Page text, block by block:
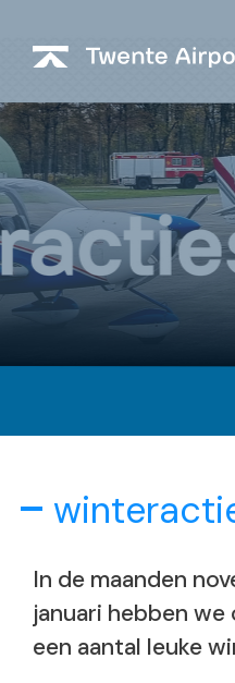
In de maanden
januari hebben
een aantal leuke